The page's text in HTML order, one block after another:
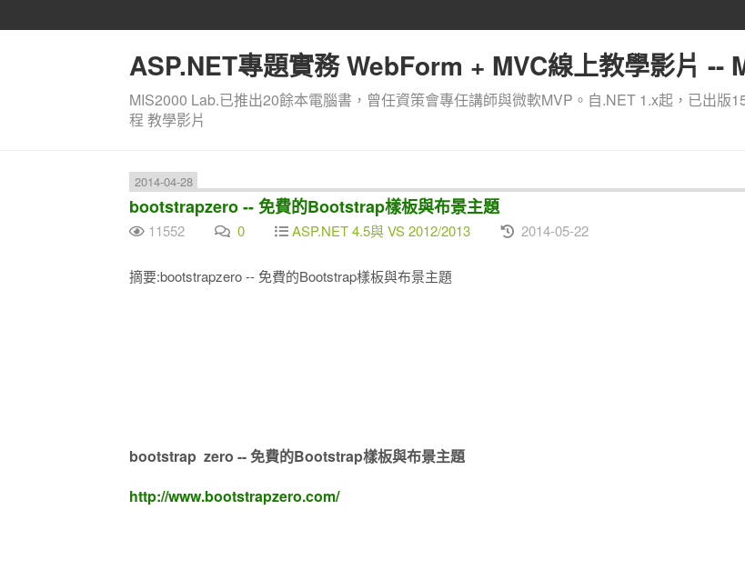
ASP.NET專題實務 WebForm + MVC線上教學影片 --
MIS2000 Lab.已推出20餘本電腦書，曾任資策會專任講師與微軟MVP。自.NET 1.x起，已出版
程 教學影片
2014-04-28
bootstrapzero -- 免費的Bootstrap樣板與布景主題
11552 0 ASP.NET 4.5與 VS 2012/2013 2014-05-22
摘要:bootstrapzero -- 免費的Bootstrap樣板與布景主題
bootstrap zero -- 免費的Bootstrap樣板與布景主題
http://www.bootstrapzero.com/